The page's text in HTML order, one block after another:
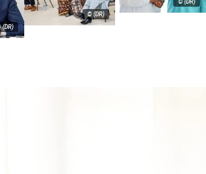
© (DR)
© (DR)
(DR)